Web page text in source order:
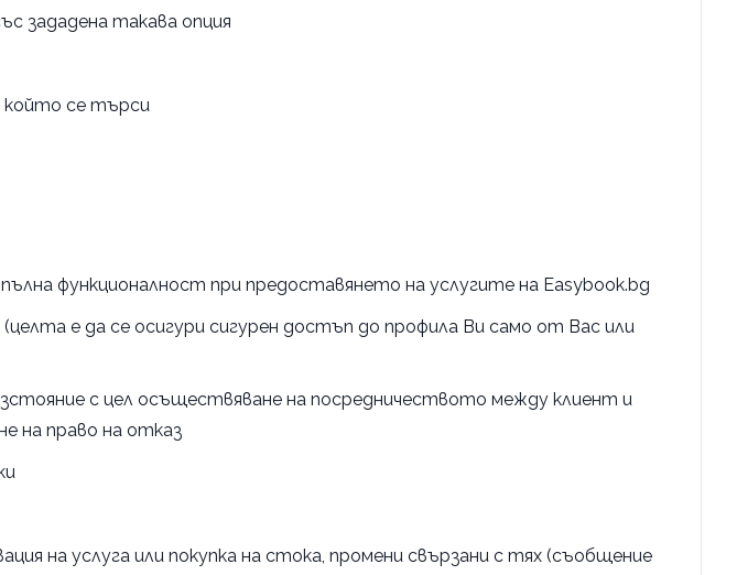
зададена такава опция
който се търси
функционалност при предоставянето на услугите на Easybook.bg
е да се осигури сигурен достъп до профила Ви само от Вас или
с цел осъществяване на посредничеството между клиент и
на право на отказ
на услуга или покупка на стока, промени свързани с тях (съобщение